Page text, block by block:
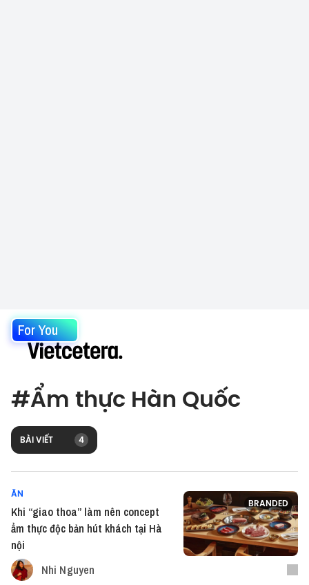
For You
#Ẩm thực Hàn Quốc
BÀI VIẾT 4
BRANDED
ĂN
Khi “giao thoa” làm nên concept
ẩm thực độc bản hút khách tại Hà
nội
Nhi Nguyen